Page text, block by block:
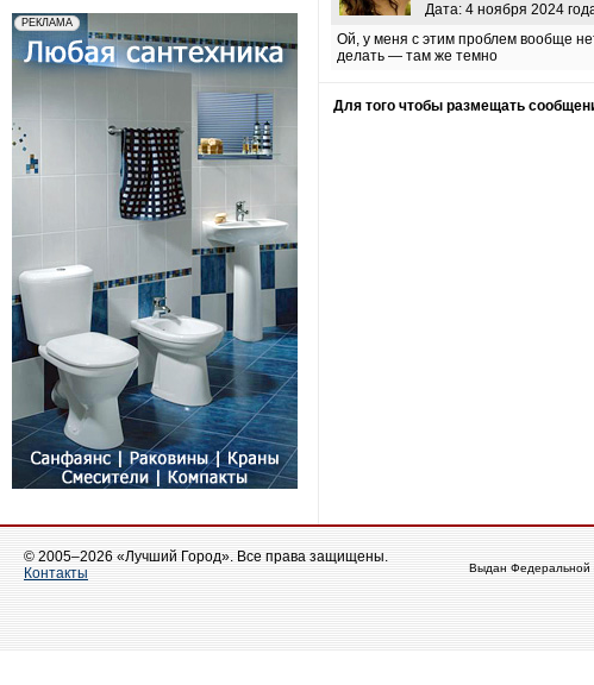
Дата: 4 ноября 2024
Ой, у меня с этим проблем вообще
делать — там же темно
Для того чтобы размещать
© 2005–2026 «Лучший Город». Все права защищены.
Контакты
Выдан Федеральной